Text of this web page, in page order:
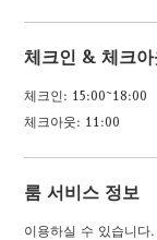
체크인 & 체크아
체크인: 15:00~18:00
체크아웃: 11:00
룸 서비스 정보
이용하실 수 있습니다.